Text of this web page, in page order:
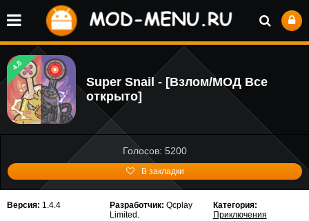
4.8
Super Snail - [Взлом/МОД Все
открыто]
Голосов: 5200
В закладки
Версия: 1.4.4 Разработчик: Qcplay
Limited.
Категория:
Приключения